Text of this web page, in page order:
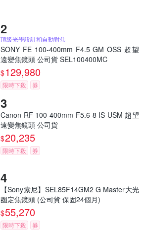
頂級光學設計和自動對焦
SONY FE 100-400mm F4.5 GM OSS 超望
遠變焦鏡頭 公司貨 SEL100400MC
$129,980
限時下殺 券
Canon RF 100-400mm F5.6-8 IS USM 超望
遠變焦鏡頭 公司貨
$20,235
限時下殺 券
【Sony索尼】SEL85F14GM2 G Master大光
圈定焦鏡頭 (公司貨 保固24個月)
$55,270
限時下殺 券